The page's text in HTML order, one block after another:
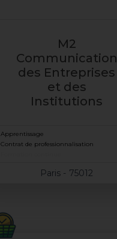
M2
Communication
des Entreprises
et des
Institutions
Apprentissage
Contrat de professionnalisation
Paris - 75012